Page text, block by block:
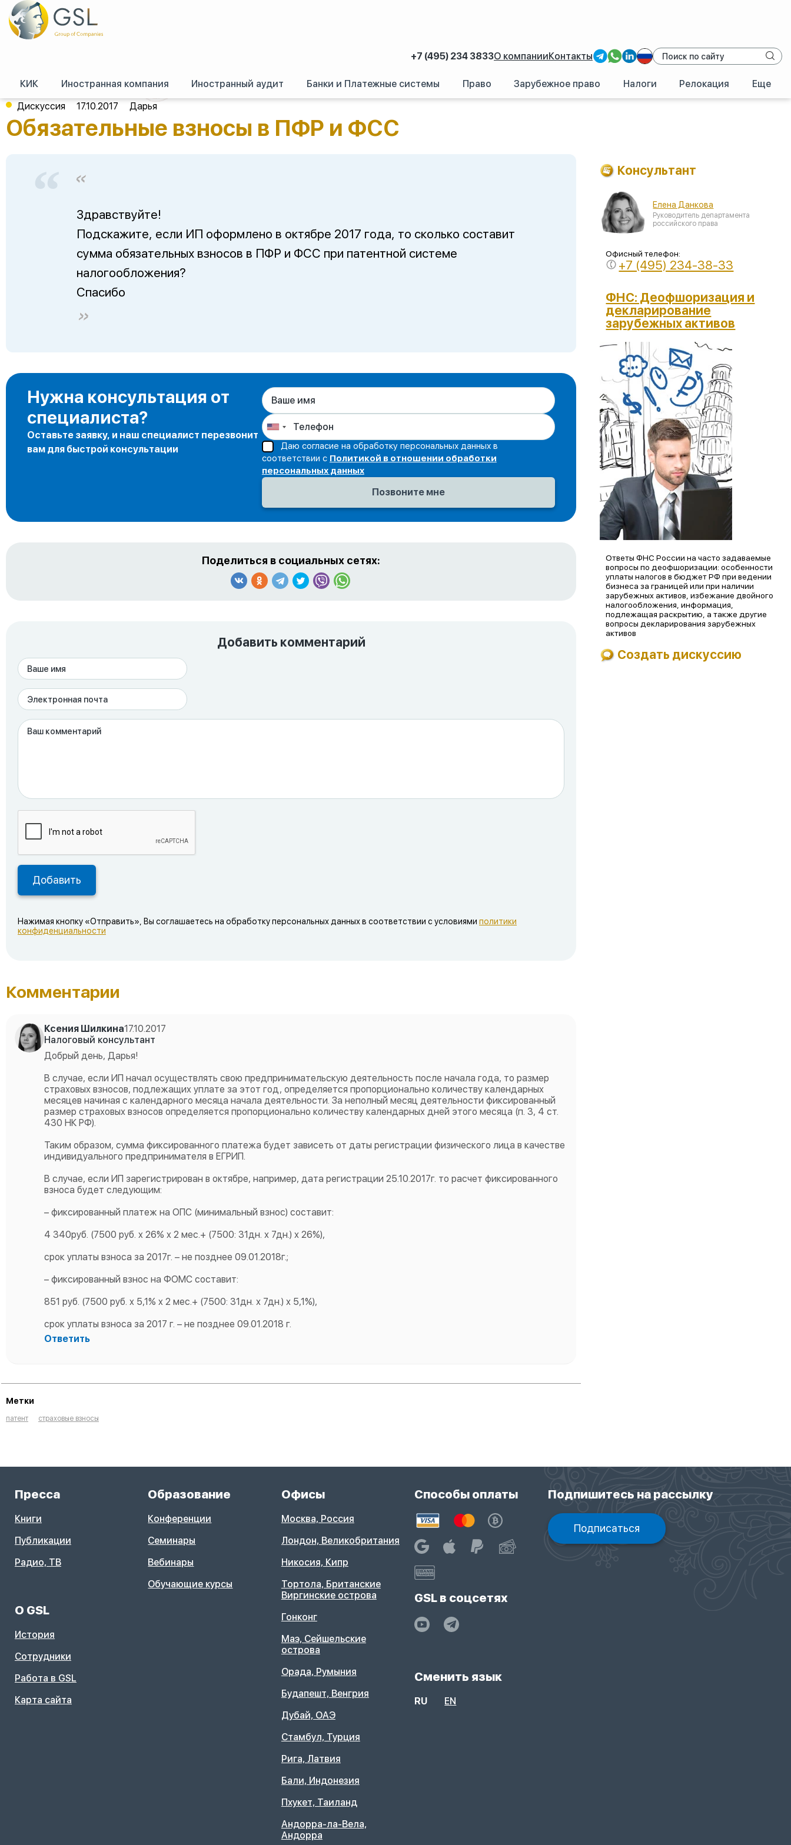
+7 (495) 234 3833О компанииКонтакты
КИК Иностранная компания Иностранный аудит Банки и Платежные системы Право Зарубежное право Налоги Релокация Еще
GSL/Форум (российское право) /Регистрация, перерегистрация, реорганизация, ликвидация коммерческих организаций и ИП / Обязательные взносы в ПФР и ФСС
Дискуссия 17.10.2017 Дарья
Обязательные взносы в ПФР и ФСС
Здравствуйте!
Подскажите, если ИП оформлено в октябре 2017 года, то сколько составит
сумма обязательных взносов в ПФР и ФСС при патентной системе
налогообложения?
Спасибо
Нужна консультация от
специалиста?
Оставьте заявку, и наш специалист перезвонит
вам для быстрой консультации
Даю согласие на обработку персональных данных в
соответствии с Политикой в отношении обработки
персональных данных
Поделиться в социальных сетях:
Добавить комментарий
Нажимая кнопку «Отправить», Вы соглашаетесь на обработку персональных данных в соответствии с условиями политики
конфиденциальности
Комментарии
Ксения Шилкина17.10.2017
Налоговый консультант
Добрый день, Дарья!
В случае, если ИП начал осуществлять свою предпринимательскую деятельность после начала года, то размер
страховых взносов, подлежащих уплате за этот год, определяется пропорционально количеству календарных
месяцев начиная с календарного месяца начала деятельности. За неполный месяц деятельности фиксированный
размер страховых взносов определяется пропорционально количеству календарных дней этого месяца (п. 3, 4 ст.
430 НК РФ).
Таким образом, сумма фиксированного платежа будет зависеть от даты регистрации физического лица в качестве
индивидуального предпринимателя в ЕГРИП.
В случае, если ИП зарегистрирован в октябре, например, дата регистрации 25.10.2017г. то расчет фиксированного
взноса будет следующим:
– фиксированный платеж на ОПС (минимальный взнос) составит:
4 340руб. (7500 руб. x 26% x 2 мес.+ (7500: 31дн. х 7дн.) х 26%),
срок уплаты взноса за 2017г. – не позднее 09.01.2018г.;
– фиксированный взнос на ФОМС составит:
851 руб. (7500 руб. x 5,1% x 2 мес.+ (7500: 31дн. х 7дн.) х 5,1%),
срок уплаты взноса за 2017 г. – не позднее 09.01.2018 г.
Ответить
Метки
патент страховые взносы
Консультант
Елена Данкова
Руководитель департамента
российского права
Офисный телефон:
+7 (495) 234-38-33
ФНС: Деофшоризация и
декларирование
зарубежных активов
Ответы ФНС России на часто задаваемые
вопросы по деофшоризации: особенности
уплаты налогов в бюджет РФ при ведении
бизнеса за границей или при наличии
зарубежных активов, избежание двойного
налогообложения, информация,
подлежащая раскрытию, а также другие
вопросы декларирования зарубежных
активов
Создать дискуссию
О GSL
История
Сотрудники
Работа в GSL
Карта сайта
Пресса
Книги
Публикации
Радио, ТВ
Образование
Конференции
Семинары
Вебинары
Обучающие курсы
Офисы
Москва, Россия
Лондон, Великобритания
Никосия, Кипр
Тортола, Британские
Виргинские острова
Гонконг
Маэ, Сейшельские
острова
Орада, Румыния
Будапешт, Венгрия
Дубай, ОАЭ
Стамбул, Турция
Рига, Латвия
Бали, Индонезия
Пхукет, Таиланд
Андорра-ла-Вела,
Андорра
Способы оплаты
GSL в соцсетях
Сменить язык
RU EN
Подпишитесь на рассылку
Подписаться